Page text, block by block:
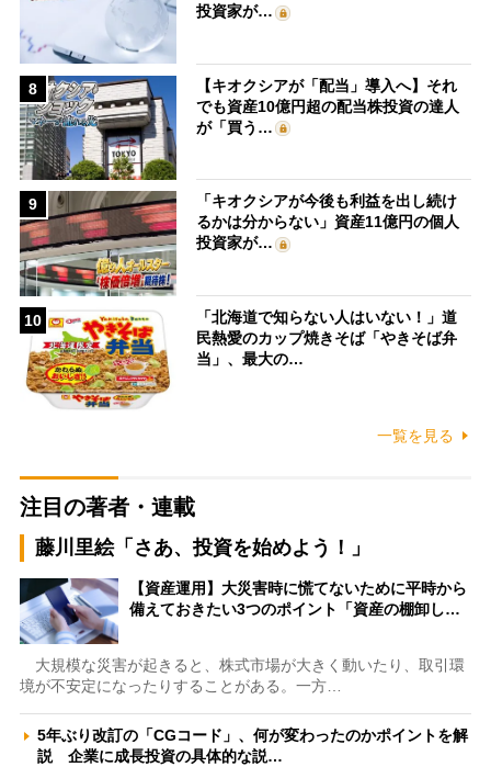
投資家が…
8
【キオクシアが「配当」導入へ】それ
でも資産10億円超の配当株投資の達人
が「買う…
9
「キオクシアが今後も利益を出し続け
るかは分からない」資産11億円の個人
投資家が…
10
「北海道で知らない人はいない！」道
民熱愛のカップ焼きそば「やきそば弁
当」、最大の…
一覧を見る
注目の著者・連載
藤川里絵「さあ、投資を始めよう！」
【資産運用】大災害時に慌てないために平時から
備えておきたい3つのポイント「資産の棚卸し…
大規模な災害が起きると、株式市場が大きく動いたり、取引環
境が不安定になったりすることがある。一方…
5年ぶり改訂の「CGコード」、何が変わったのかポイントを解
説 企業に成長投資の具体的な説…